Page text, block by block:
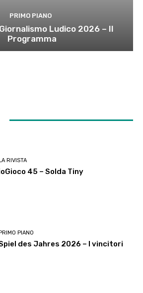
PRIMO PIANO
Ludico 2026 – Il
Programma
LA RIVISTA
45 – Solda Tiny
PRIMO PIANO
des Jahres 2026 – I vincitori